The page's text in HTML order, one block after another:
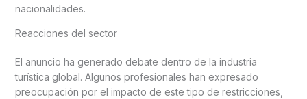
nacionalidades.
Reacciones del sector
El anuncio ha generado debate dentro de la industria
turística global. Algunos profesionales han expresado
preocupación por el impacto de este tipo de restricciones,